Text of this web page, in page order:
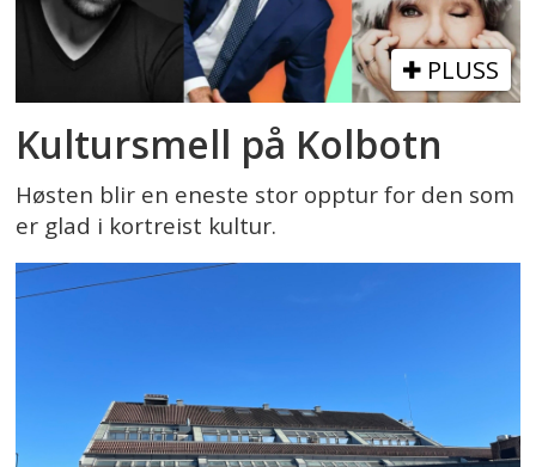
PLUSS
Kultursmell på Kolbotn
Høsten blir en eneste stor opptur for den som
er glad i kortreist kultur.